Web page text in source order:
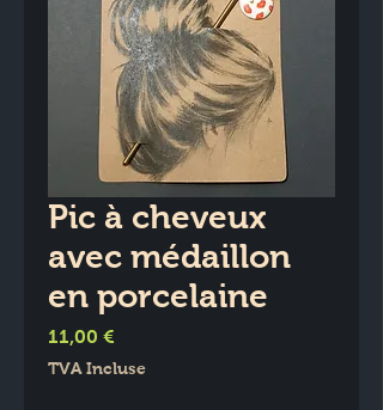
Pic à cheveux
avec médaillon
en porcelaine
11,00 €
TVA Incluse